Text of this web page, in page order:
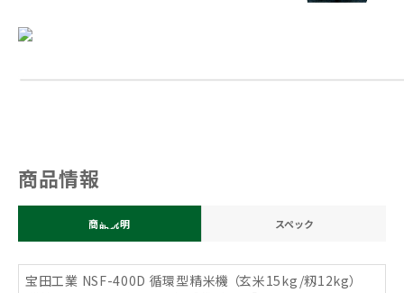
商品情報
商品説明 スペック
宝田工業 NSF-400D 循環型精米機 （玄米15kg/籾12kg）